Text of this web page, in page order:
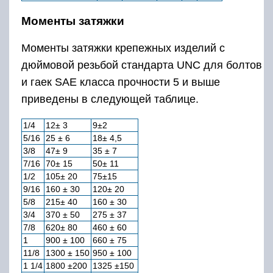
Моменты затяжки
Моменты затяжки крепежных изделий с
дюймовой резьбой стандарта UNC для болтов
и гаек SAE класса прочности 5 и выше
приведены в следующей таблице.
1/4 12± 3
9±2
5/16
25 ± 6
18± 4,5
3/8
47± 9
35 ± 7
7/16 70± 15
50± 11
1/2
105± 20
75±15
9/16
160 ± 30
120± 20
5/8
215± 40
160 ± 30
3/4
370 ± 50
275 ± 37
7/8
620± 80
460 ± 60
1
900 ± 100
660 ± 75
11/8
1300 ± 150 950 ± 100
1 1/4 1800 ±200
1325 ±150